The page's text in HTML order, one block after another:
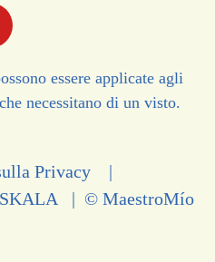
essere applicate agli
necessitano di un visto.
Privacy |
SKALA | © MaestroMío